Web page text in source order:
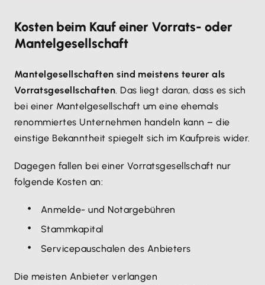
Kosten beim Kauf einer Vorrats- oder
Mantelgesellschaft
Mantelgesellschaften sind meistens teurer als
Vorratsgesellschaften. Das liegt daran, dass es sich
bei einer Mantelgesellschaft um eine ehemals
renommiertes Unternehmen handeln kann – die
einstige Bekanntheit spiegelt sich im Kaufpreis wider.
Dagegen fallen bei einer Vorratsgesellschaft nur
folgende Kosten an:
Anmelde- und Notargebühren
Stammkapital
Servicepauschalen des Anbieters
Die meisten Anbieter verlangen